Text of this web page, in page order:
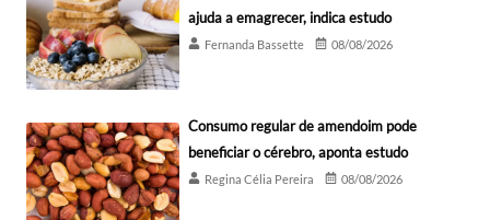
ajuda a emagrecer, indica estudo
Fernanda Bassette 08/08/2026
Consumo regular de amendoim pode
beneficiar o cérebro, aponta estudo
Regina Célia Pereira 08/08/2026